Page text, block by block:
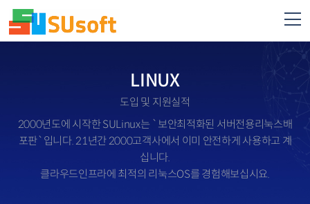
LINUX
도입 및 지원실적
2000년도에 시작한 SULinux는 `보안최적화된 서버전용리눅스배
포판`입니다. 21년간 2000고객사에서 이미 안전하게 사용하고 계
십니다.
클라우드인프라에 최적의 리눅스OS를 경험해보십시요.